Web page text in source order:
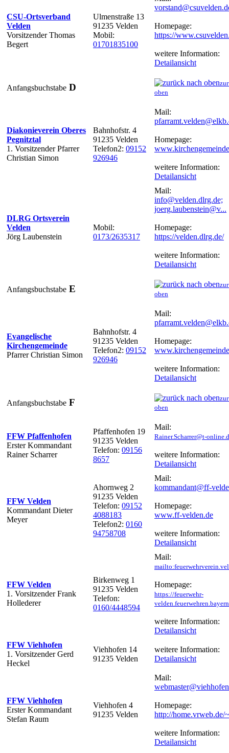
CSU-Ortsverband
Velden
Vorsitzender Thomas
Begert
Ulmenstraße 13
91235 Velden
Mobil:
01701835100
Homepage:
https://
weitere Information:
Detailansicht
Anfangsbuchstabe D
oben
Diakonieverein Oberes
Pegnitztal
1. Vorsitzender Pfarrer
Christian Simon
Bahnhofstr. 4
91235 Velden
Telefon2: 09152
926946
Mail:
Homepage:
weitere Information:
Detailansicht
DLRG Ortsverein
Velden
Jörg Laubenstein
Mobil:
0173/2635317
Mail:
info@velden.dlrg.de;
joerg.laubenstein@v...
Homepage:
https://velden.dlrg.de/
weitere Information:
Detailansicht
Anfangsbuchstabe E
oben
Evangelische
Kirchengemeinde
Pfarrer Christian Simon
Bahnhofstr. 4
91235 Velden
Telefon2: 09152
926946
Mail:
Homepage:
weitere Information:
Detailansicht
Anfangsbuchstabe F
oben
FFW Pfaffenhofen
Erster Kommandant
Rainer Scharrer
Pfaffenhofen 19
91235 Velden
Telefon: 09156
8657
Mail:
Rainer.Scharrer@t-
weitere Information:
Detailansicht
FFW Velden
Kommandant Dieter
Meyer
Ahornweg 2
91235 Velden
Telefon: 09152
4088183
Telefon2: 0160
94758708
Mail:
kommandant@ff-
Homepage:
www.ff-velden.de
weitere Information:
Detailansicht
FFW Velden
1. Vorsitzender Frank
Hollederer
Birkenweg 1
91235 Velden
Telefon:
0160/4448594
Mail:
Homepage:
https://feuerwehr-
weitere Information:
Detailansicht
FFW Viehhofen
1. Vorsitzender Gerd
Heckel
Viehhofen 14
91235 Velden
weitere Information:
Detailansicht
FFW Viehhofen
Erster Kommandant
Stefan Raum
Viehhofen 4
91235 Velden
Mail:
Homepage:
http://home.vrweb.de/
weitere Information:
Detailansicht